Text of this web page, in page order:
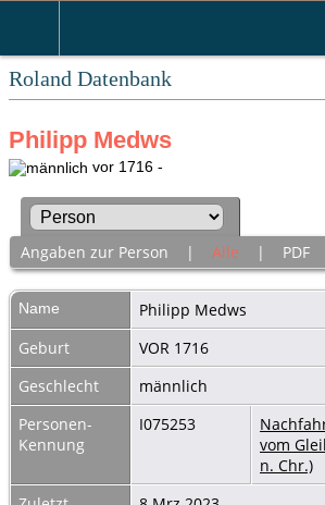
Roland Datenbank
Philipp Medws
vor 1716 -
Angaben zur Person | Alle | PDF
Name Philipp Medws
Geburt
VOR 1716
Geschlecht
männlich
Personen-
Kennung
I075253
vom
n. Chr.)